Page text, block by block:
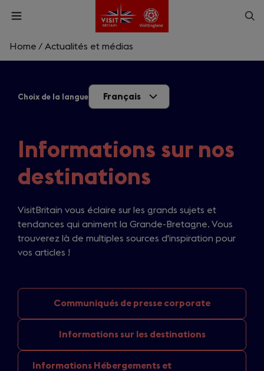
Skip
content
Open
Enter
a
Home / Actualités et médias
Choix de la langue Français
Informations sur nos
destinations
VisitBritain vous éclaire sur les grands sujets et
tendances qui animent la Grande-Bretagne. Vous
trouverez là de multiples sources d'inspiration pour
vos articles !
Communiqués de presse corporate
Informations sur les destinations
Informations Hébergements et